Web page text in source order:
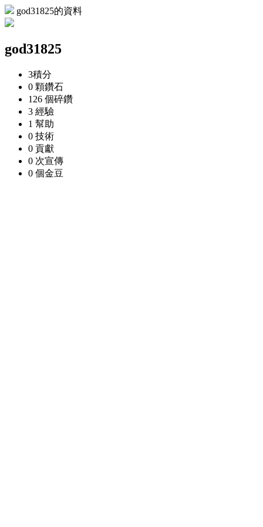
god31825的資料
god31825
3積分
0 顆鑽石
126 個碎鑽
3 經驗
1 幫助
0 技術
0 貢獻
0 次宣傳
0 個金豆